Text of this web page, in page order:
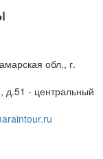
обл., г.
д.51 - центральный